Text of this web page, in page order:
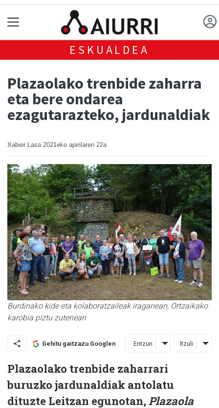
ESKUALDEA
Plazaolako trenbide zaharra
eta bere ondarea
ezagutarazteko, jardunaldiak
Xabier Lasa 2021eko apirilaren 22a
Burdinako kide eta kolaboratzaileak iraganean, Ortzaikako
karobia piztu zutenean
Gehitu gaitzazu Googlen Entzun Itzuli
Plazaolako trenbide zaharrari
buruzko jardunaldiak antolatu
dituzte Leitzan egunotan,Plazaola